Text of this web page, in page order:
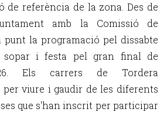
de referència de la zona. Des de
amb la Comissió de
punt la programació pel dissabte
sopar i festa pel gran final de
Els carrers de Tordera
viure i gaudir de les diferents
que s'han inscrit per participar